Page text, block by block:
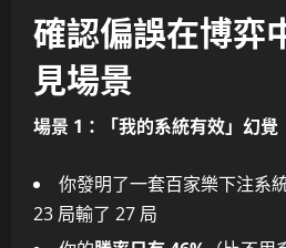
確認偏誤在博弈
見場景
場景 1：「我的系統有效」幻覺
你發明了一套百家樂下注系
23 局輸了 27 局